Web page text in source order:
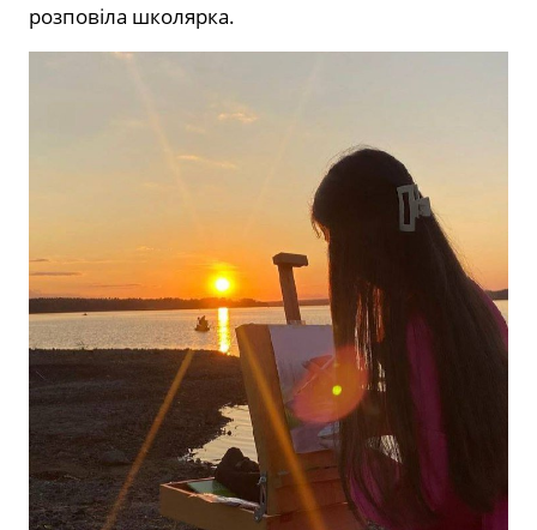
розповіла школярка.